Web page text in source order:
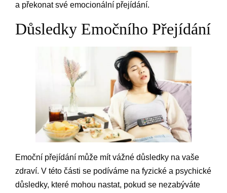
a překonat své emocionální přejídání.
Důsledky Emočního Přejídání
Emoční přejídání může mít vážné důsledky na vaše
zdraví. V této části se podíváme na fyzické a psychické
důsledky, které mohou nastat, pokud se nezabýváte